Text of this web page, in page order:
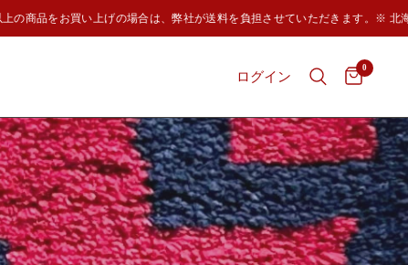
品をお買い上げの場合は、弊社が送料を負担させていただきます。※ 北海道
ログイン
0